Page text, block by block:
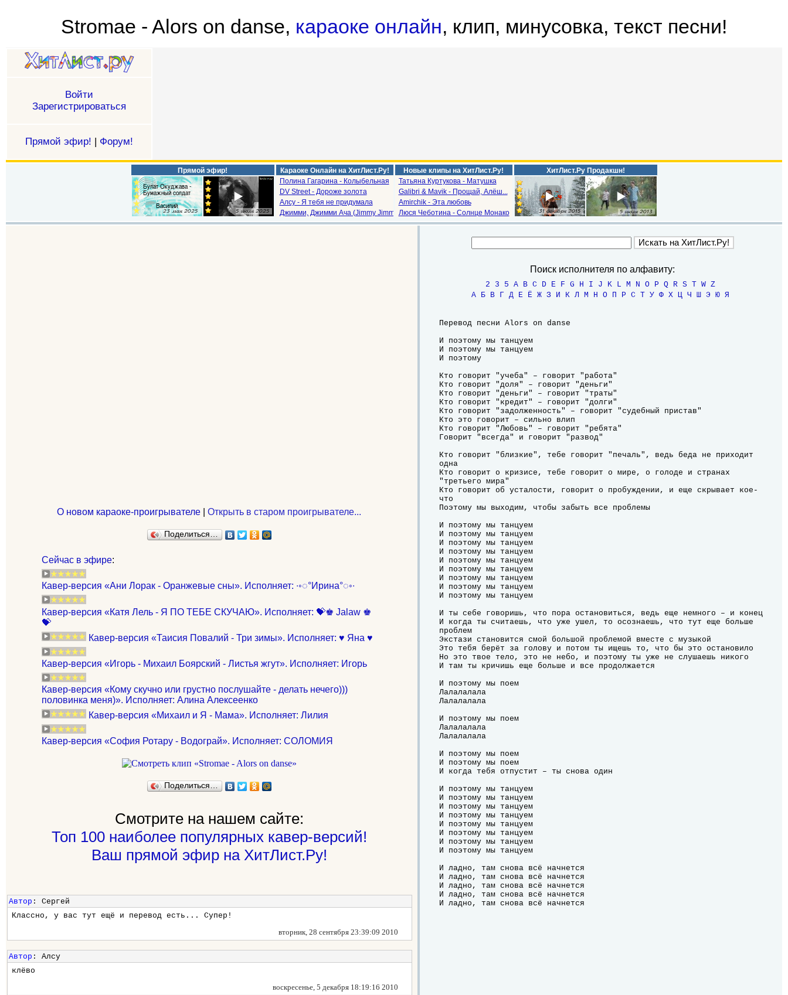
Stromae - Alors on danse, караоке онлайн, клип, минусовка, текст песни!
Войти
Зарегистрироваться
Прямой эфир! | Форум!
Прямой эфир!
Караоке Онлайн на ХитЛист.Ру!
Полина Гагарина - Колыбельная
DV Street - Дороже золота
Алсу - Я тебя не придумала
Джимми, Джимми Ача (Jimmy Jimm...
Новые клипы на ХитЛист.Ру!
Татьяна Куртукова - Матушка
Galibri & Mavik - Прощай, Алёш...
Amirchik - Эта любовь
Люся Чеботина - Солнце Монако
ХитЛист.Ру Продакшн!
О новом караоке-проигрывателе |Открыть в старом проигрывателе...
Поделиться…
Сейчас в эфире:
Кавер-версия «Ани Лорак - Оранжевые сны». Исполняет: ∙◦◌°Ирина°◌◦∙
Кавер-версия «Катя Лель - Я ПО ТЕБЕ СКУЧАЮ». Исполняет: 💝♚ Jalaw ♚
💝
Кавер-версия «Таисия Повалий - Три зимы». Исполняет: ♥ Яна ♥
Кавер-версия «Игорь - Михаил Боярский - Листья жгут». Исполняет: Игорь
Кавер-версия «Кому скучно или грустно послушайте - делать нечего)))
половинка меня)». Исполняет: Алина Алексеенко
Кавер-версия «Михаил и Я - Мама». Исполняет: Лилия
Кавер-версия «София Ротару - Водограй». Исполняет: СОЛОМИЯ
Поделиться…
Смотрите на нашем сайте:
Топ 100 наиболее популярных кавер-версий!
Ваш прямой эфир на ХитЛист.Ру!
Автор : Сергей
Классно, у вас тут ещё и перевод есть... Супер!
вторник, 28 сентября 23:39:09 2010
Автор : Алсу
клёво
воскресенье, 5 декабря 18:19:16 2010
Поиск исполнителя по алфавиту:
2 3 5 A B C D E F G H I J K L M N O P Q R S T W Z
А
Б В Г Д Е Ё Ж З И К Л М Н О П Р С Т У Ф Х Ц Ч Ш Э Ю Я
Перевод песни Alors on danse
И поэтому мы танцуем
И поэтому мы танцуем
И поэтому
Кто говорит "учеба" – говорит "работа"
Кто говорит "доля" – говорит "деньги"
Кто говорит "деньги" – говорит "траты"
Кто говорит "кредит" – говорит "долги"
Кто говорит "задолженность" – говорит "судебный пристав"
Кто это говорит – сильно влип
Кто говорит "Любовь" – говорит "ребята"
Говорит "всегда" и говорит "развод"
Кто говорит "близкие", тебе говорит "печаль", ведь беда не приходит
одна
Кто говорит о кризисе, тебе говорит о мире, о голоде и странах
"третьего мира"
Кто говорит об усталости, говорит о пробуждении, и еще скрывает кое-
что
Поэтому мы выходим, чтобы забыть все проблемы
И поэтому мы танцуем
И поэтому мы танцуем
И поэтому мы танцуем
И поэтому мы танцуем
И поэтому мы танцуем
И поэтому мы танцуем
И поэтому мы танцуем
И поэтому мы танцуем
И поэтому мы танцуем
И ты себе говоришь, что пора остановиться, ведь еще немного – и конец
И когда ты считаешь, что уже ушел, то осознаешь, что тут еще больше
проблем
Экстази становится смой большой проблемой вместе с музыкой
Это тебя берёт за голову и потом ты ищешь то, что бы это остановило
Но это твое тело, это не небо, и поэтому ты уже не слушаешь никого
И там ты кричишь еще больше и все продолжается
И поэтому мы поем
Лалалалала
Лалалалала
И поэтому мы поем
Лалалалала
Лалалалала
И поэтому мы поем
И поэтому мы поем
И когда тебя отпустит – ты снова один
И поэтому мы танцуем
И поэтому мы танцуем
И поэтому мы танцуем
И поэтому мы танцуем
И поэтому мы танцуем
И поэтому мы танцуем
И поэтому мы танцуем
И поэтому мы танцуем
И ладно, там снова всё начнется
И ладно, там снова всё начнется
И ладно, там снова всё начнется
И ладно, там снова всё начнется
И ладно, там снова всё начнется